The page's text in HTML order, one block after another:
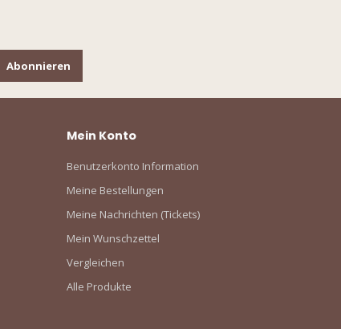
Abonnieren
Mein Konto
Benutzerkonto Information
Meine Bestellungen
Meine Nachrichten (Tickets)
Mein Wunschzettel
Vergleichen
Alle Produkte